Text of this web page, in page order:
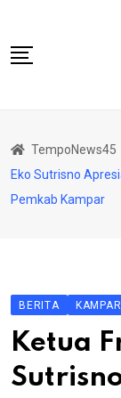
content
BISNIS
HUKRIM
PENDIDIKAN
TempoNews45
Eko Sutrisno
Pemkab Kampar
BERITA KAMPAR
Ketua